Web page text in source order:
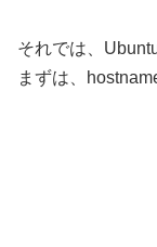
それでは、
まずは、